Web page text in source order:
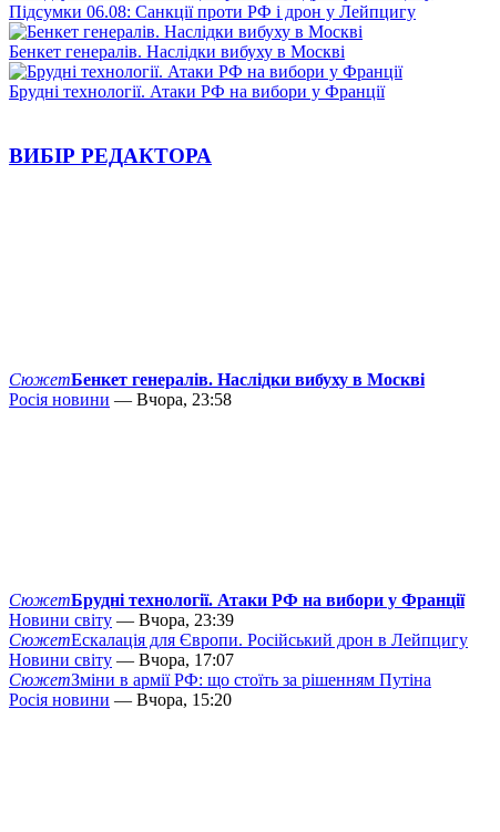
Підсумки 06.08: Санкції проти РФ і дрон у Лейпцигу
Бенкет генералів. Наслідки вибуху в Москві
Брудні технології. Атаки РФ на вибори у Франції
ВИБІР РЕДАКТОРА
СюжетБенкет генералів. Наслідки вибуху в Москві
Росія новини — Вчора, 23:58
СюжетБрудні технології. Атаки РФ на вибори у Франції
Новини світу — Вчора, 23:39
СюжетЕскалація для Європи. Російський дрон в Лейпцигу
Новини світу — Вчора, 17:07
СюжетЗміни в армії РФ: що стоїть за рішенням Путіна
Росія новини — Вчора, 15:20